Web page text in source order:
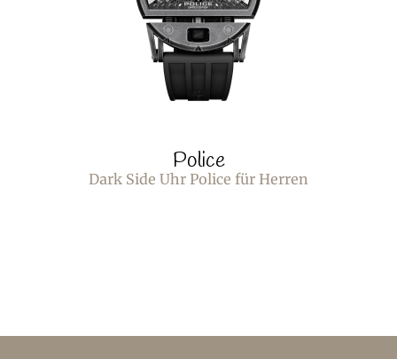
Police
Dark Side Uhr Police für Herren